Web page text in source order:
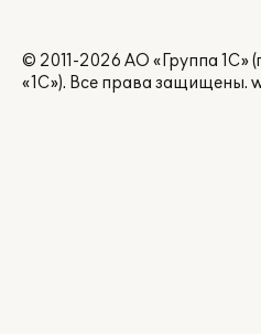
© 2011-2026 АО «Группа
«1С»). Все права защищены.